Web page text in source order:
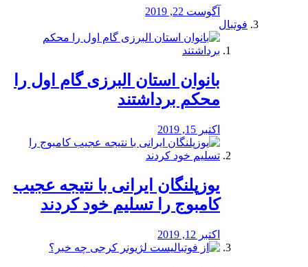
آگوست 22, 2019
فوتبال
بانوان استان البرزی گام اول را
محكم برداشتند
اکتبر 15, 2019
یوزپلنگان ایرانی با نتیجه عجیب
کامبوج را تسلیم خود کردند
اکتبر 12, 2019